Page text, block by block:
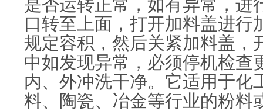
是否运转正常，如有异常，进
口转至上面，打开加料盖进行
规定容积，然后关紧加料盖，
中如发现异常，必须停机检查
内、外冲洗干净。它适用于化
料、陶瓷、冶金等行业的粉料